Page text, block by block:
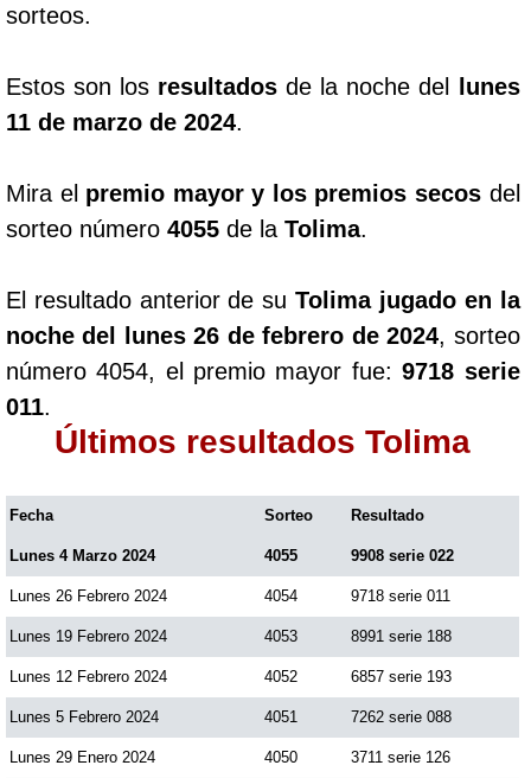
sorteos.
Estos son los resultados de la noche del
lunes
11 de marzo de 2024.
Mira el premio mayor y los premios secosdel
sorteo número 4055 de la Tolima.
El resultado anterior de suTolima jugado en la
noche del lunes 26 de febrero de 2024, sorteo
número 4054, el premio mayor fue:9718 serie
011.
Últimos resultados Tolima
Fecha Sorteo Resultado
Lunes 4 Marzo 2024 4055 9908 serie 022
Lunes 26 Febrero 2024 4054 9718 serie 011
Lunes 19 Febrero 2024 4053 8991 serie 188
Lunes 12 Febrero 2024 4052 6857 serie 193
Lunes 5 Febrero 2024 4051 7262 serie 088
Lunes 29 Enero 2024 4050 3711 serie 126